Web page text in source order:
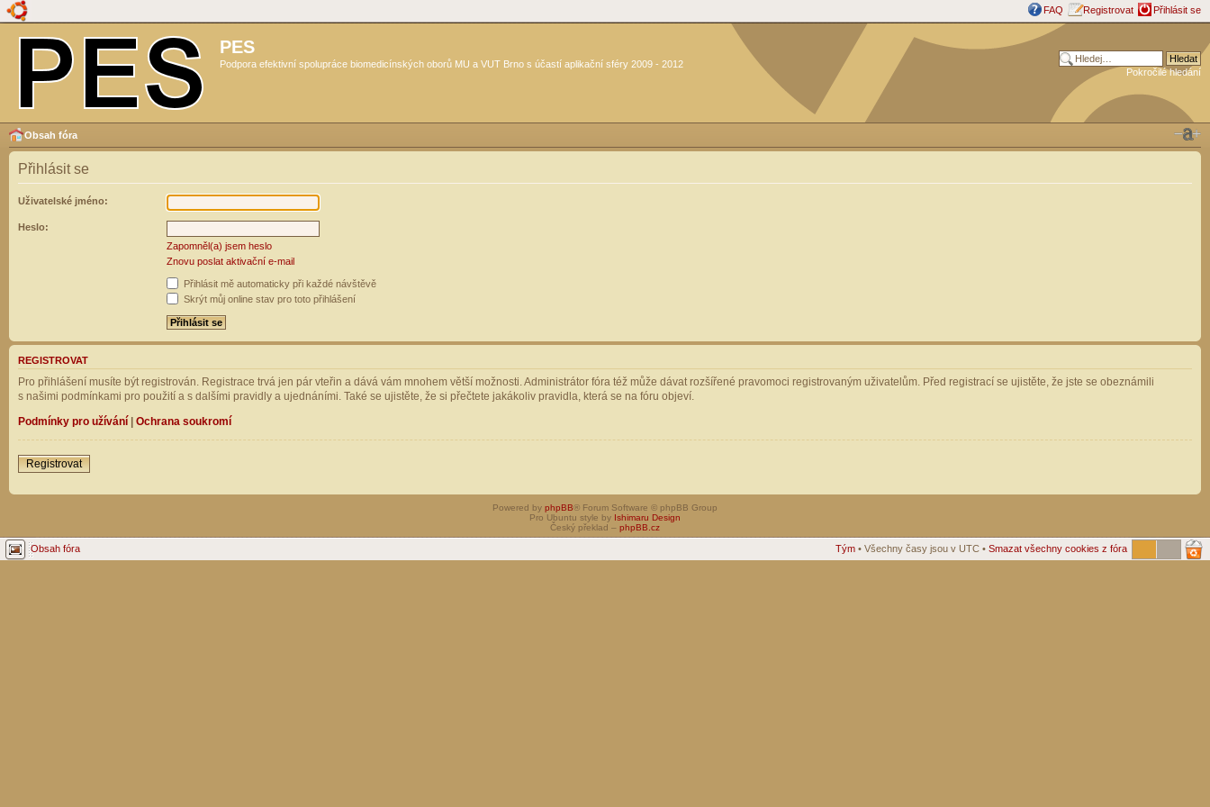
FAQ Registrovat Přihlásit se
PES
Podpora efektivní spolupráce biomedicínských oborů MU a VUT Brno s účastí aplikační sféry 2009 - 2012
Pokročilé hledání
Obsah fóra
Přihlásit se
Uživatelské jméno:
Heslo:
Zapomněl(a) jsem heslo
Znovu poslat aktivační e-mail
Přihlásit mě automaticky při každé návštěvě
Skrýt můj online stav pro toto přihlášení
REGISTROVAT
Pro přihlášení musíte být registrován. Registrace trvá jen pár vteřin a dává vám mnohem větší možnosti. Administrátor fóra též může dávat rozšířené pravomoci registrovaným uživatelům. Před registrací se ujistěte, že jste se obeznámili
s našimi podmínkami pro použití a s dalšími pravidly a ujednáními. Také se ujistěte, že si přečtete jakákoliv pravidla, která se na fóru objeví.
Podmínky pro užívání | Ochrana soukromí
Registrovat
Powered by phpBB® Forum Software © phpBB Group
Pro Ubuntu style by Ishimaru Design
Český překlad – phpBB.cz
Obsah fóra Tým • Všechny časy jsou v UTC • Smazat všechny cookies z fóra